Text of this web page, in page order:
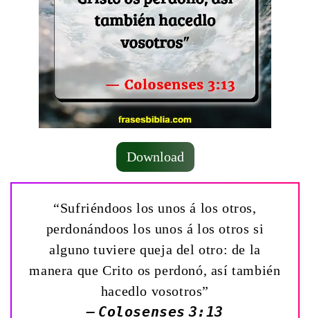
Download
“Sufriéndoos los unos á los otros,
perdonándoos los unos á los otros si
alguno tuviere queja del otro: de la
manera que Crito os perdonó, así también
hacedlo vosotros”
— Colosenses 3:13